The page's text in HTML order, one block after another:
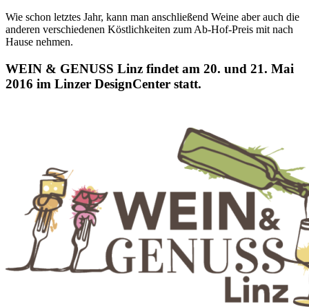
Wie schon letztes Jahr, kann man anschließend Weine aber auch die
anderen verschiedenen Köstlichkeiten zum Ab-Hof-Preis mit nach
Hause nehmen.
WEIN & GENUSS Linz findet am 20. und 21. Mai
2016 im Linzer DesignCenter statt.